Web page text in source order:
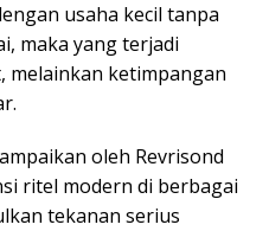
usaha kecil tanpa
maka yang terjadi
melainkan ketimpangan
oleh Revrisond
ritel modern di berbagai
tekanan serius